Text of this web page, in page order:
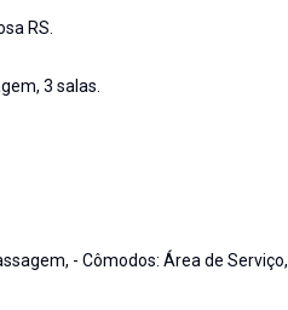
RS.
3 salas.
- Cômodos: Área de Serviço,